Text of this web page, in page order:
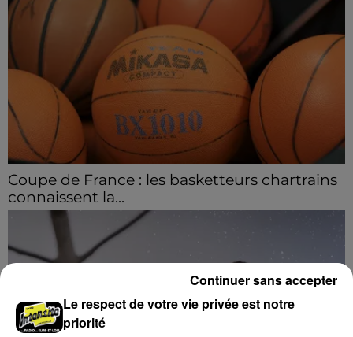
Coupe de France : les basketteurs chartrains
connaissent la...
Le C'CMBM affrontera un autre club de la région
Centre à l'occasion des 32es de finale de la Coupe de
France.
Le respect de votre vie privée est notre
priorité
Continuer sans accepter